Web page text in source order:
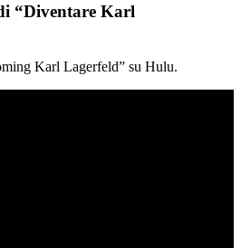
“Diventare Karl
Karl Lagerfeld” su Hulu.